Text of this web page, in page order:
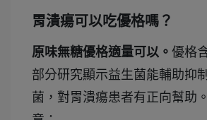
胃潰瘍可以吃優格嗎？
原味無糖優格適量可以。 優格
部分研究顯示益生菌能輔助抑
菌，對胃潰瘍患者有正向幫助